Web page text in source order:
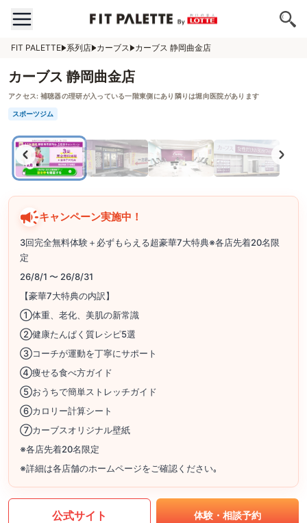
FIT PALETTE 系列店 カーブス カーブス 静岡曲金店
カーブス 静岡曲金店
アクセス: 補聴器の理研が入っている一階東側にあり隣りは堀向医院があります
スポーツジム
キャンペーン実施中！
3回完全無料体験＋必ずもらえる超豪華7大特典※各店先着20名限
定
26/8/1 〜 26/8/31
【豪華7大特典の内訳】
①体重、老化、美肌の新常識
②健康たんぱく質レシピ5選
③コーチが運動を丁寧にサポート
④痩せる食べ方ガイド
⑤おうちで簡単ストレッチガイド
⑥カロリー計算シート
⑦カーブスオリジナル壁紙
※各店先着20名限定
※詳細は各店舗のホームページをご確認ください｡
公式サイト 体験・相談予約